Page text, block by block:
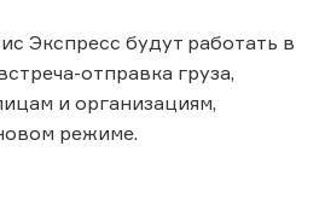
Экспресс будут работать в
отправка груза,
и организациям,
режиме.